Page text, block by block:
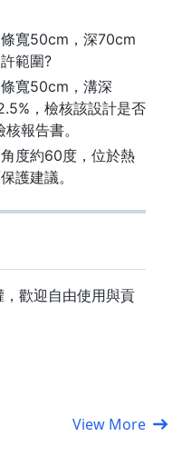
寬50cm，深70cm
範圍?
寬50cm，溝深
，檢核該設計是否
報告書。
度約60度，位於熱
護建議。
歡迎自由使用與貢
View More